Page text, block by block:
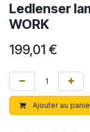
Ledlenser
WORK
199,01 €
Ajouter au